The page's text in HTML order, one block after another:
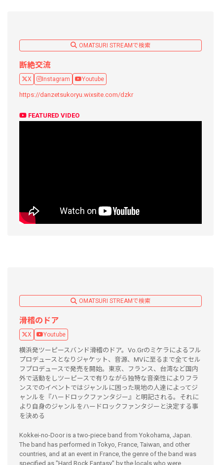
OMATSURI STREAMで検索
断絶交流
X Instagram Youtube
https://danzetsukoryu.wixsite.com/dzkr
FEATURED VIDEO
OMATSURI STREAMで検索
滑稽のドア
X Youtube
横浜発ツーピースバンド滑稽のドア。Vo.Grのミケラによるフル
プロデュースとなりジャケット、音源、MVに至るまで全てセル
フプロデュースで発売を開始。東京、フランス、台湾など国内
外で活動をしツーピースで有りながら独特な音楽性によりフラ
ンスでのイベントではジャンルに困った現地の人達によってジ
ャンルを『ハードロックファンタジー』と明記される。それに
より自身のジャンルをハードロックファンタジーと決定する事
を決める
Kokkei-no-Door is a two-piece band from Yokohama, Japan.
The band has performed in Tokyo, France, Taiwan, and other
countries, and at an event in France, the genre of the band was
specified as "Hard Rock Fantasy" by the locals who were